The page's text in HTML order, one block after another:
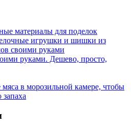
материалы для поделок
игрушки и шишки из
своими руками
руками. Дешево, просто,
в морозильной камере, чтобы